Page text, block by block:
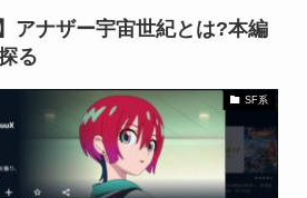
アナザー宇宙世紀とは?本編
る
SF系